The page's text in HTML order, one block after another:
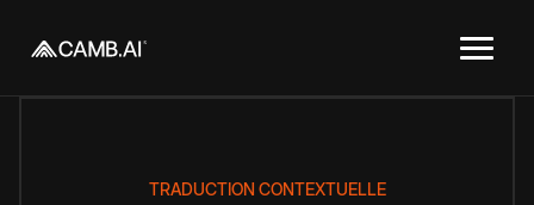
TRADUCTION CONTEXTUELLE